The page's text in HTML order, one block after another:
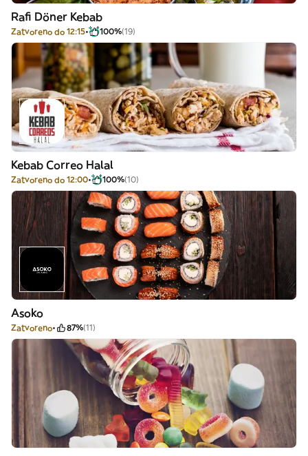
Rafi Döner Kebab
Zatvoreno do 12:15 100%(19)
Kebab Correo Halal
Zatvoreno do 12:00 100%(10)
Asoko
Zatvoreno 87%(11)